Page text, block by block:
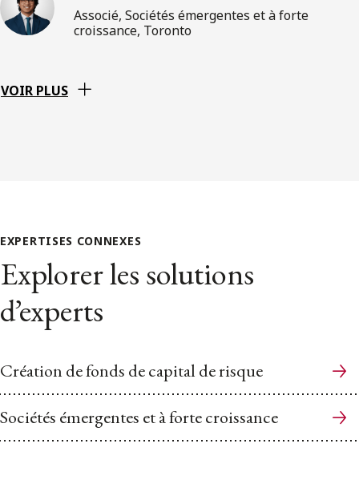
Associé, Sociétés émergentes et à forte
croissance, Toronto
VOIR PLUS
EXPERTISES CONNEXES
Explorer les solutions
d’experts
Création de fonds de capital de risque
Sociétés émergentes et à forte croissance